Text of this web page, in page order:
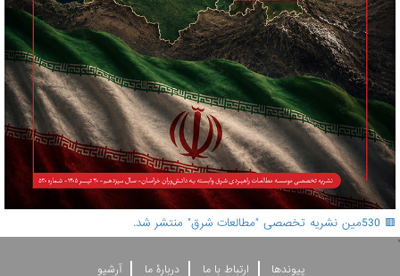
🟥 530مین نشریه تخصصی "مطالعات شرق" منتشر شد.
'
پيوندها ارتباط با ما دربارۀ ما آرشيو